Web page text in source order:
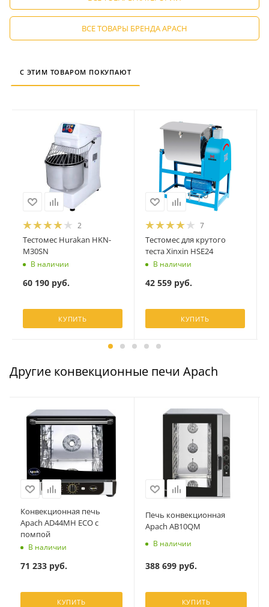
ВСЕ ТОВАРЫ БРЕНДА APACH
С ЭТИМ ТОВАРОМ ПОКУПАЮТ
2
Тестомес Hurakan HKN-
M30SN
В наличии
60 190руб.
КУПИТЬ
7
Тестомес для крутого
теста Xinxin HSE24
В наличии
42 559руб.
КУПИТЬ
Другие конвекционные печи Apach
Конвекционная печь
Apach AD44MH ECO с
помпой
В наличии
71 233руб.
КУПИТЬ
Печь конвекционная
Apach AB10QM
В наличии
388 699руб.
КУПИТЬ